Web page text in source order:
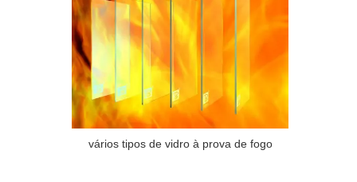
vários tipos de vidro à prova de fogo